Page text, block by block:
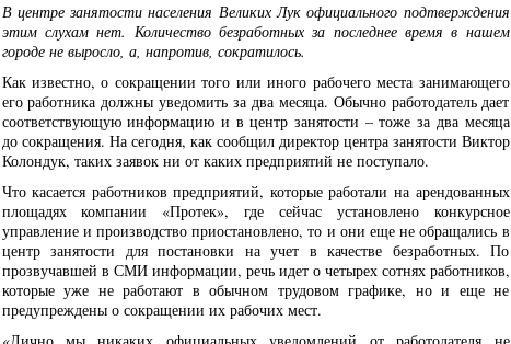
В центре занятости населения Великих Лук официального подтверждения
этим слухам нет. Количество безработных за последнее время в нашем
городе не выросло, а, напротив, сократилось.
Как известно, о сокращении того или иного рабочего места занимающего
его работника должны уведомить за два месяца. Обычно работодатель дает
соответствующую информацию и в центр занятости – тоже за два месяца
до сокращения. На сегодня, как сообщил директор центра занятости Виктор
Колондук, таких заявок ни от каких предприятий не поступало.
Что касается работников предприятий, которые работали на арендованных
площадях компании «Протек», где сейчас установлено конкурсное
управление и производство приостановлено, то и они еще не обращались в
центр занятости для постановки на учет в качестве безработных. По
прозвучавшей в СМИ информации, речь идет о четырех сотнях работников,
которые уже не работают в обычном трудовом графике, но и еще не
предупреждены о сокращении их рабочих мест.